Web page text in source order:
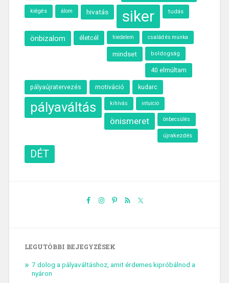
kiégés álom hivatás siker tudás
önbizalom életcél hiedelem család és munka
mindset boldogság
40 elmúltam
pályaújratervezés motiváció kudarc
pályaváltás kihívás intuíció
önismeret önbecsülés
újrakezdés
DÉT
LEGUTÓBBI BEJEGYZÉSEK
7 dolog a pályaváltáshoz, amit érdemes kipróbálnod a
nyáron